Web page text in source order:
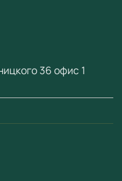
по ФГОС с 2018 года.
36 офис 1